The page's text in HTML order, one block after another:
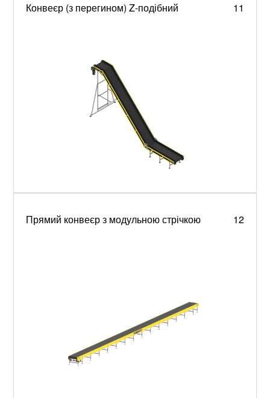
Конвеєр (з перегином) Z-подібний 11
Прямий конвеєр з модульною стрічкою 12